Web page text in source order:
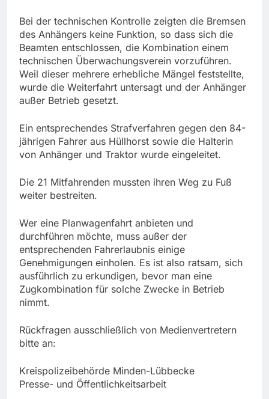
Bei der technischen Kontrolle zeigten die Bremsen
des Anhängers keine Funktion, so dass sich die
Beamten entschlossen, die Kombination einem
technischen Überwachungsverein vorzuführen.
Weil dieser mehrere erhebliche Mängel feststellte,
wurde die Weiterfahrt untersagt und der Anhänger
außer Betrieb gesetzt.
Ein entsprechendes Strafverfahren gegen den 84-
jährigen Fahrer aus Hüllhorst sowie die Halterin
von Anhänger und Traktor wurde eingeleitet.
Die 21 Mitfahrenden mussten ihren Weg zu Fuß
weiter bestreiten.
Wer eine Planwagenfahrt anbieten und
durchführen möchte, muss außer der
entsprechenden Fahrerlaubnis einige
Genehmigungen einholen. Es ist also ratsam, sich
ausführlich zu erkundigen, bevor man eine
Zugkombination für solche Zwecke in Betrieb
nimmt.
Rückfragen ausschließlich von Medienvertretern
bitte an:
Kreispolizeibehörde Minden-Lübbecke
Presse- und Öffentlichkeitsarbeit